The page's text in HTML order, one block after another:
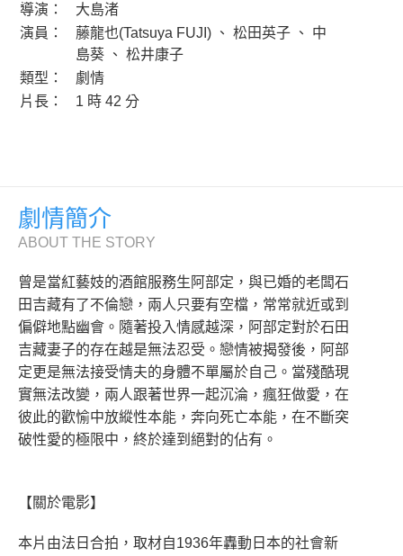
導演：
大島渚
演員：
藤龍也(Tatsuya FUJI) 、 松田英子 、 中
島葵 、 松井康子
類型：
劇情
片長：
1 時 42 分
劇情簡介
ABOUT THE STORY
曾是當紅藝妓的酒館服務生阿部定，與已婚的老闆石
田吉藏有了不倫戀，兩人只要有空檔，常常就近或到
偏僻地點幽會。隨著投入情感越深，阿部定對於石田
吉藏妻子的存在越是無法忍受。戀情被揭發後，阿部
定更是無法接受情夫的身體不單屬於自己。當殘酷現
實無法改變，兩人跟著世界一起沉淪，瘋狂做愛，在
彼此的歡愉中放縱性本能，奔向死亡本能，在不斷突
破性愛的極限中，終於達到絕對的佔有。
【關於電影】
本片由法日合拍，取材自1936年轟動日本的社會新